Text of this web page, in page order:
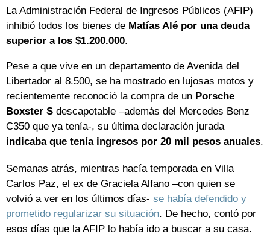
La Administración Federal de Ingresos Públicos (AFIP)
inhibió todos los bienes de Matías Alé por una deuda
superior a los $1.200.000.
Pese a que vive en un departamento de Avenida del
Libertador al 8.500, se ha mostrado en lujosas motos y
recientemente reconoció la compra de un Porsche
Boxster S descapotable –además del Mercedes Benz
C350 que ya tenía-, su última declaración jurada
indicaba que tenía ingresos por 20 mil pesos anuales.
Semanas atrás, mientras hacía temporada en Villa
Carlos Paz, el ex de Graciela Alfano –con quien se
volvió a ver en los últimos días- se había defendido y
prometido regularizar su situación. De hecho, contó por
esos días que la AFIP lo había ido a buscar a su casa.